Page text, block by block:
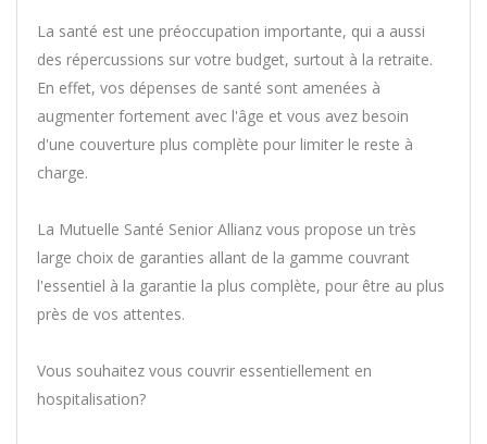
La santé est une préoccupation importante, qui a aussi
des répercussions sur votre budget, surtout à la retraite.
En effet, vos dépenses de santé sont amenées à
augmenter fortement avec l'âge et vous avez besoin
d'une couverture plus complète pour limiter le reste à
charge.
La Mutuelle Santé Senior Allianz vous propose un très
large choix de garanties allant de la gamme couvrant
l'essentiel à la garantie la plus complète, pour être au plus
près de vos attentes.
Vous souhaitez vous couvrir essentiellement en
hospitalisation?